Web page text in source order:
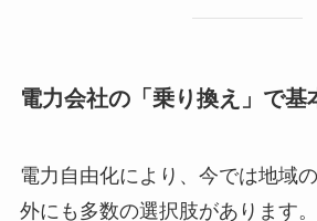
電力会社の「乗り換え」で基
電力自由化により、今では地域
外にも多数の選択肢があります。